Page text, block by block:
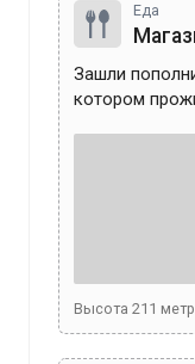
Еда
Зашли
котором
Высота 211